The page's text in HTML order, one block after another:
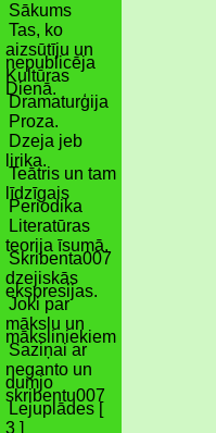
Sākums
Tas, ko
aizsūtīju un
nepublicēja
Kultūras
Dienā.
Dramaturģija
Proza.
Dzeja jeb
lirika.
Teātris un tam
līdzīgais
Periodika
Literatūras
teorija īsumā.
Skribenta007
dzejiskās
ekspresijas.
Joki par
mākslu un
māksliniekiem
Saziņai ar
neganto un
dumjo
skribentu007
Lejuplādes [
3 ]